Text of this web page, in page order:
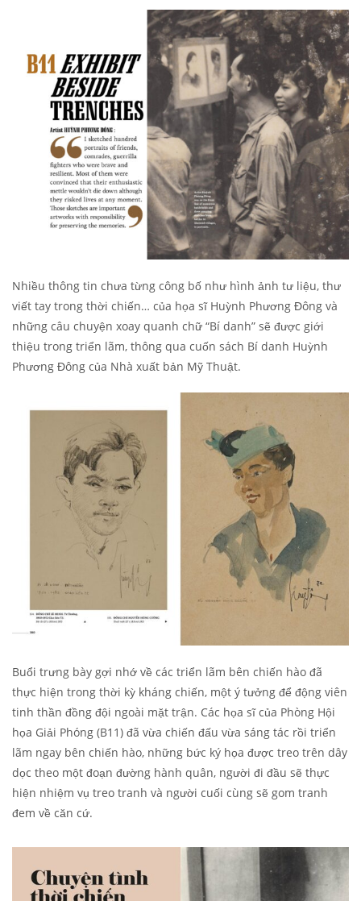
Nhiều thông tin chưa từng công bố như hình ảnh tư liệu, thư
viết tay trong thời chiến… của họa sĩ Huỳnh Phương Đông và
những câu chuyện xoay quanh chữ “Bí danh” sẽ được giới
thiệu trong triển lãm, thông qua cuốn sách Bí danh Huỳnh
Phương Đông của Nhà xuất bản Mỹ Thuật.
Buổi trưng bày gợi nhớ về các triển lãm bên chiến hào đã
thực hiện trong thời kỳ kháng chiến, một ý tưởng để động viên
tinh thần đồng đội ngoài mặt trận. Các họa sĩ của Phòng Hội
họa Giải Phóng (B11) đã vừa chiến đấu vừa sáng tác rồi triển
lãm ngay bên chiến hào, những bức ký họa được treo trên dây
dọc theo một đoạn đường hành quân, người đi đầu sẽ thực
hiện nhiệm vụ treo tranh và người cuối cùng sẽ gom tranh
đem về căn cứ.